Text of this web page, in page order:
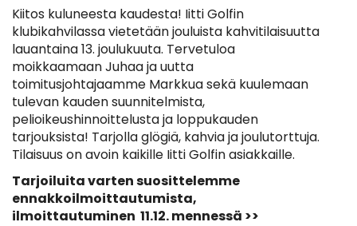
Kiitos kuluneesta kaudesta! Iitti Golfin
klubikahvilassa vietetään jouluista kahvitilaisuutta
lauantaina 13. joulukuuta. Tervetuloa
moikkaamaan Juhaa ja uutta
toimitusjohtajaamme Markkua sekä kuulemaan
tulevan kauden suunnitelmista,
pelioikeushinnoittelusta ja loppukauden
tarjouksista! Tarjolla glögiä, kahvia ja joulutorttuja.
Tilaisuus on avoin kaikille Iitti Golfin asiakkaille.
Tarjoiluita varten suosittelemme
ennakkoilmoittautumista,
ilmoittautuminen 11.12. mennessä >>